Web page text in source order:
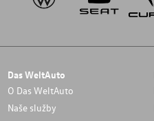
Das WeltAuto
O Das WeltAuto
Naše služby